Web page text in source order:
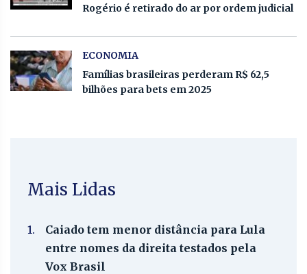
Rogério é retirado do ar por ordem judicial
ECONOMIA
Famílias brasileiras perderam R$ 62,5
bilhões para bets em 2025
Mais Lidas
1.
Caiado tem menor distância para Lula
entre nomes da direita testados pela
Vox Brasil